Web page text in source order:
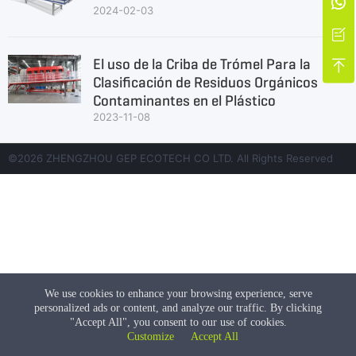
2024-02-03
El uso de la Criba de Trómel Para la
Clasificación de Residuos Orgánicos
Contaminantes en el Plástico
2023-11-08
©2026 ZHENGZHOU GEP ECOTECH CO LTD. All Rights Reserved


We use cookies to enhance your browsing experience, serve
personalized ads or content, and analyze our traffic. By clicking
"Accept All", you consent to our use of cookies.
Customize
Accept All